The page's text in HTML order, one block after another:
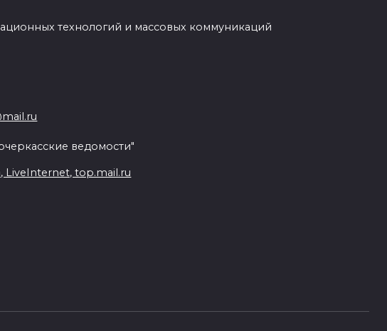
технологий и массовых коммуникаций
ведомости"
LiveInternet, top.mail.ru